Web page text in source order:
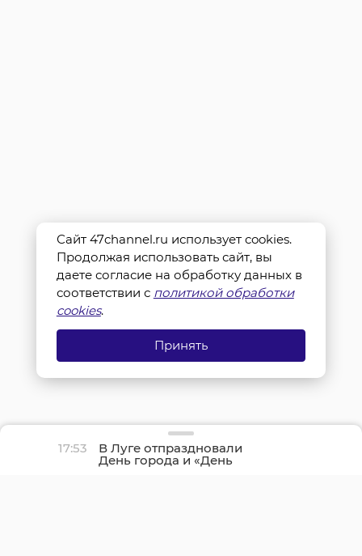
17:53 В Луге отпраздновали
День города и «День
детства»
Сайт 47channel.ru использует cookies.
Продолжая использовать сайт, вы
даете согласие на обработку данных в
соответствии с политикой обработки
cookies.
Принять